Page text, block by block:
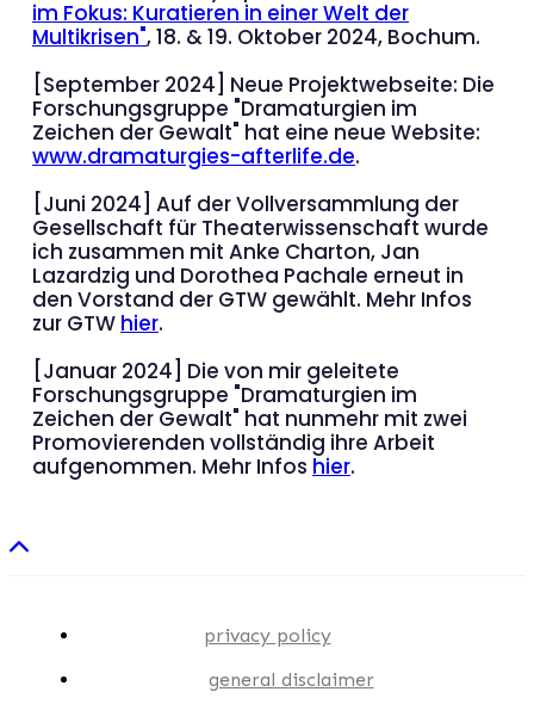
im Fokus: Kuratieren in einer Welt der
Multikrisen", 18. & 19. Oktober 2024, Bochum.
[September 2024] Neue Projektwebseite: Die
Forschungsgruppe "Dramaturgien im
Zeichen der Gewalt" hat eine neue Website:
www.dramaturgies-afterlife.de.
[Juni 2024] Auf der Vollversammlung der
Gesellschaft für Theaterwissenschaft wurde
ich zusammen mit Anke Charton, Jan
Lazardzig und Dorothea Pachale erneut in
den Vorstand der GTW gewählt. Mehr Infos
zur GTW hier.
[Januar 2024] Die von mir geleitete
Forschungsgruppe "Dramaturgien im
Zeichen der Gewalt" hat nunmehr mit zwei
Promovierenden vollständig ihre Arbeit
aufgenommen. Mehr Infos hier.
privacy policy
general disclaimer